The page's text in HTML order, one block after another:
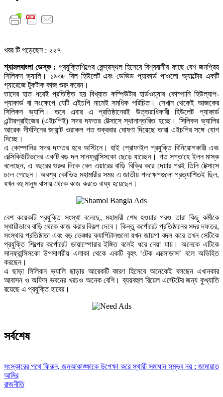
খবর টি পড়েছেন : ২২৭
শ্যামলবাংলা ডেস্ক : প্রযুক্তিশিল্পের কেন্দ্রস্থল হিসেবে বিশ্ববাসীর কাছে বেশ জনপ্রিয়
সিলিকন ভ্যালি। ১৯৩৮ বিল হিউলেট এবং ডেভিড প্যাকার্ড পাওলো অ্যাল্টোর একটি
গ্যারেজে টুকটাক কাজ শুরু করেন।
তাদের হাত ধরেই প্রতিষ্ঠিত হয় বিখ্যাত কম্পিউটার হার্ডওয়্যার কোম্পানি হিউল্যাপ-
প্যাকার্ড বা সংক্ষেপে যেটি এইচপি নামেই সমধিক পরিচিত। সেখান থেকেই আজকের
সিলিকন ভ্যালি। তবে এবার এ প্রতিষ্ঠানেরই উত্তরাধিকারী হিউলেট প্যাকার্ড
এন্টারপ্রাইজের (এইচপিই) সদর দফতর টেক্সাসে স্থানান্তরিত হচ্ছে। সিলিকন ভ্যালির
আরেক দীর্ঘদিনের জায়ান্ট ওরাকল গত শুক্রবার ঘোষণা দিয়েছে তারা এইচপির সঙ্গে যোগ
দিচ্ছে।
এ কোম্পানির সদর দফতর হবে অস্টিনে। হাই প্রোফাইল প্রযুক্তি বিনিয়োগকারী এবং
এক্সিকিউটিভদের একটি বড় দল সানফ্রান্সিসকো ছেড়ে যাচ্ছেন। গত সপ্তাহে ইলন মাস্ক
বলেছেন, এ বছরের শুরুর দিকে বেল এয়ারের বাড়ি বিক্রি করে দেয়ার পরই তিনি টেক্সাসে
চলে গেছেন। অবশ্য কোভিড মহামারীর সময় এ জাতীয় পদক্ষেপগুলো প্রত্যাশিতই ছিল,
যখন বহু মানুষ বাসায় থেকে কাজ করতে বাধ্য হয়েছেন।
বেশ কয়েকটি প্রযুক্তি সংস্থা বলেছে, মহামারী শেষ হওয়ার পরও তারা কিছু কর্মীকে
স্থায়ীভাবে বাড়ি থেকে কাজ করার বিকল্প দেবে। কিন্তু কর্পোরেট প্রতিষ্ঠানের সদর দফতর,
সংস্থার প্রতিষ্ঠাতা এবং বড় ভেঞ্চার ক্যাপিটালগুলো যখন জায়গা বদল করে তখন সেটিকে
প্রযুক্তি শিল্পের কর্পোরেট ডায়াস্পোরার ইঙ্গিত বলেই ধরে নেয়া যায়। অনেকে এটিকে
সানফ্রান্সিসকো উপসাগরীয় এলাকা থেকে একটি বৃহৎ ‘টেক এক্সোডাস’ বলে অভিহিত
করছেন।
এ ছাড়া সিলিকন ভ্যালি ছাড়ার আরেকটি কারণ হিসেবে অনেকেই বলছেন এখানকার
আবাসন ও অফিস ভবনের খরচও অনেক বেশি। ব্যয়বহুল রিয়েল এস্টেটের জন্য কুখ্যাতি
রয়েছে এ প্রযুক্তি হাবের।
সর্বশেষ
সংস্কারের পথে ফিরুন, জনআকাঙ্ক্ষাকে উপেক্ষা করে স্থায়ী সমাধান সম্ভব নয় : জামায়াত
আমির
রাজনীতি